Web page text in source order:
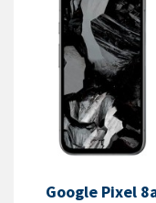
Google Pixel